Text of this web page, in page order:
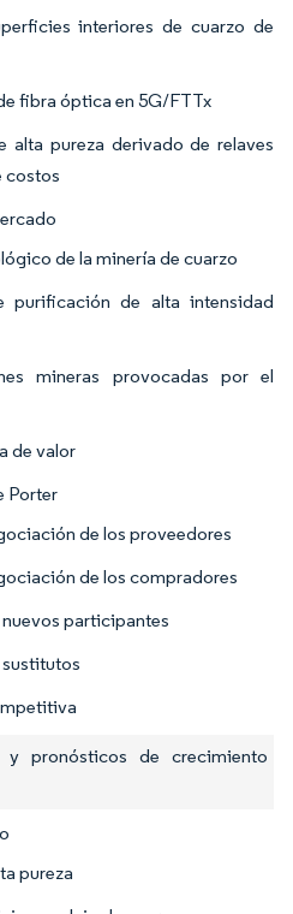
interiores de cuarzo de
fibra óptica en 5G/FTTx
alta pureza derivado de relaves
costos
de la minería de cuarzo
purificación de alta intensidad
mineras provocadas por el
de valor
Porter
de los proveedores
de los compradores
participantes
sustitutos
pronósticos de crecimiento
pureza